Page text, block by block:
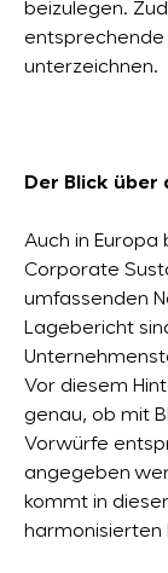
beizulegen.
entsprechende
unterzeichnen.
Der Blick
Auch in
Corporate
umfassenden
Lagebericht
Vor diesem
genau, ob mit
Vorwürfe
angegeben
kommt in
harmonisierten